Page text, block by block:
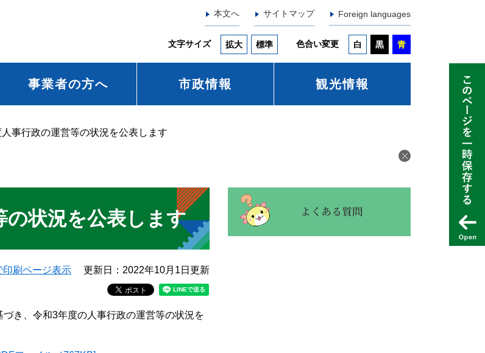
本文へ サイトマップ Foreign languages
文字サイズ 拡大 標準 色合い変更 白 黒 青
事業者の方へ 市政情報 観光情報
事行政の運営等の状況を公表します
の状況を公表します
印刷ページ表示 更新日：2022年10月1日更新
き、令和3年度の人事行政の運営等の状況を